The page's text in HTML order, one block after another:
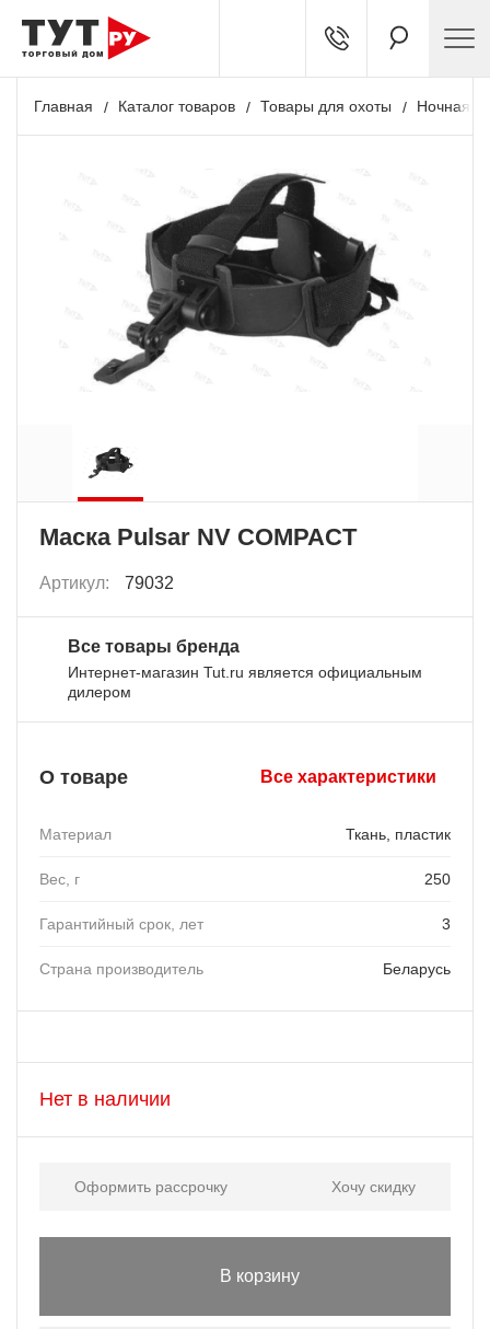
Главная Каталог товаров Товары для охоты Ночная
Маска Pulsar NV COMPACT
Артикул: 79032
Все товары бренда
Интернет-магазин Tut.ru является официальным
дилером
О товаре Все характеристики
Материал Ткань, пластик
Вес, г 250
Гарантийный срок, лет 3
Страна производитель Беларусь
Нет в наличии
Оформить рассрочку Хочу скидку
В корзину